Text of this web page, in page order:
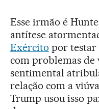
Esse irmão é
antítese
Exército por testar
com problemas de
sentimental
relação com a
Trump usou isso